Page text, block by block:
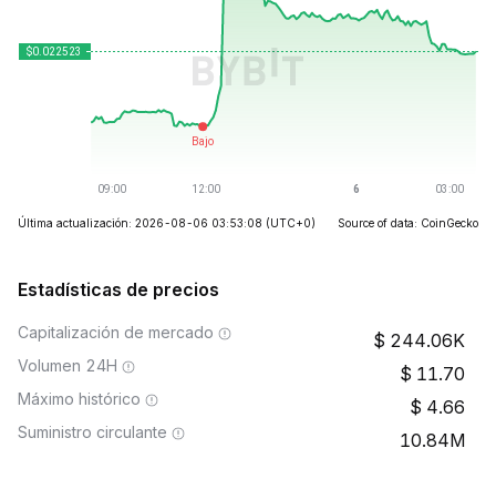
Última actualización: 2026-08-06 03:53:08 (UTC+0) Source of data: CoinGecko
Estadísticas de precios
Capitalización de mercado 244.06K
Volumen 24H 11.70
Máximo histórico 4.66
Suministro circulante 10.84M